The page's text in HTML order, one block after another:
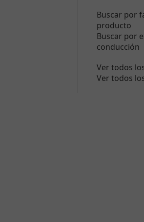
Buscar por
producto
Buscar por
conducción
Ver todos
Ver todos